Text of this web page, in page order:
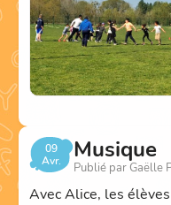
09
Avr.
Musique
Publié par Gaëlle
Avec Alice, les